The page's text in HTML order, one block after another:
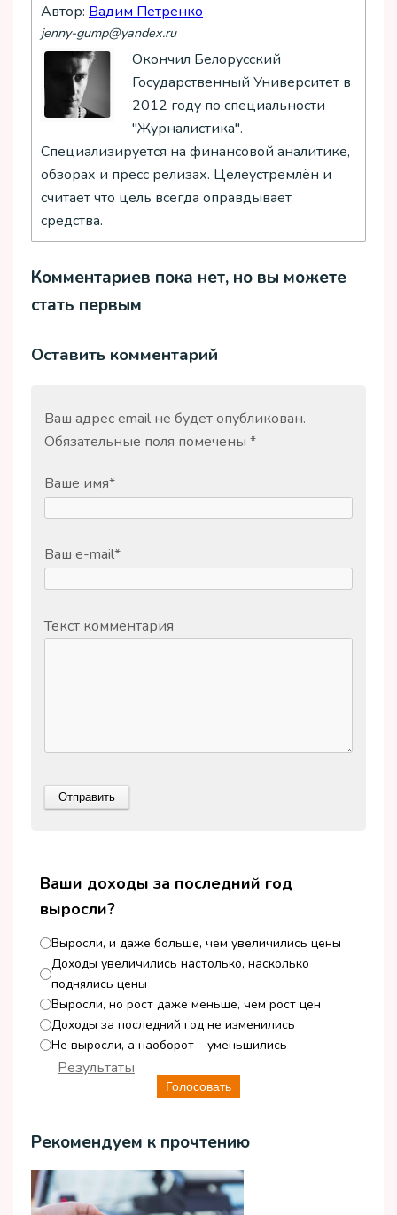
Автор: Вадим Петренко
jenny-gump@yandex.ru
Окончил Белорусский
Государственный Университет в
2012 году по специальности
"Журналистика".
Специализируется на финансовой аналитике,
обзорах и пресс релизах. Целеустремлён и
считает что цель всегда оправдывает
средства.
Комментариев пока нет, но вы можете
стать первым
Оставить комментарий
Ваш адрес email не будет опубликован.
Обязательные поля помечены *
Ваше имя*
Ваш e-mail*
Текст комментария
Ваши доходы за последний год
выросли?
Выросли, и даже больше, чем увеличились цены
Доходы увеличились настолько, насколько
поднялись цены
Выросли, но рост даже меньше, чем рост цен
Доходы за последний год не изменились
Не выросли, а наоборот – уменьшились
Голосовать
Результаты
Рекомендуем к прочтению